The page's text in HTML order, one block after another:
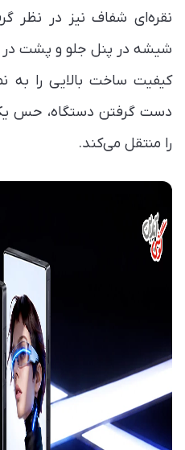
نقره‌ای شفاف نیز در نظر
شیشه در پنل جلو و پشت در
کیفیت ساخت بالایی را به
دست گرفتن دستگاه، حس یک
را منتقل می‌کند.